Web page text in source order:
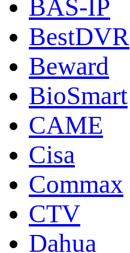
BAS-IP
BestDVR
Beward
BioSmart
CAME
Cisa
Commax
CTV
Dahua